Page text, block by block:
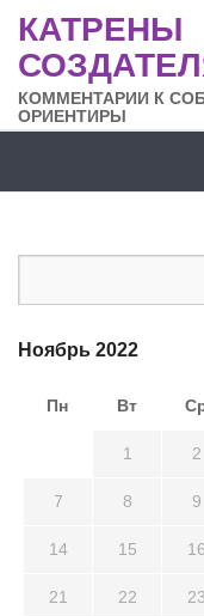
КАТРЕНЫ
КОММЕНТАРИИ К
ОРИЕНТИРЫ
Ноябрь 2022
Пн Вт
1 2
7 8 9
14 15 16
21 22 23